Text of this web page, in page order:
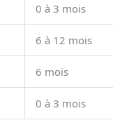
0 à 3 mois
6 à 12 mois
6 mois
0 à 3 mois